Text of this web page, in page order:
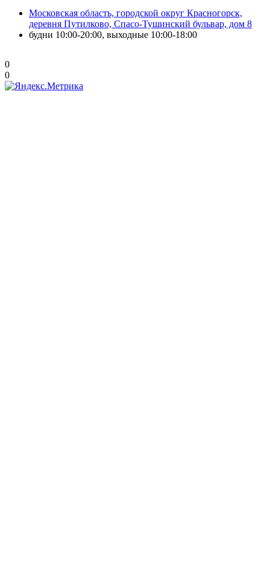
Московская область, городской округ Красногорск,
деревня Путилково, Спасо-Тушинский бульвар, дом 8
будни 10:00-20:00, выходные 10:00-18:00
0
0